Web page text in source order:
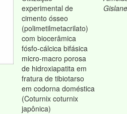
experimental de
cimento ósseo
(polimetilmetacrilato)
com biocerâmica
fósfo-cálcica bifásica
micro-macro porosa
de hidroxiapatita em
fratura de tibiotarso
em codorna doméstica
(Coturnix coturnix
japônica)